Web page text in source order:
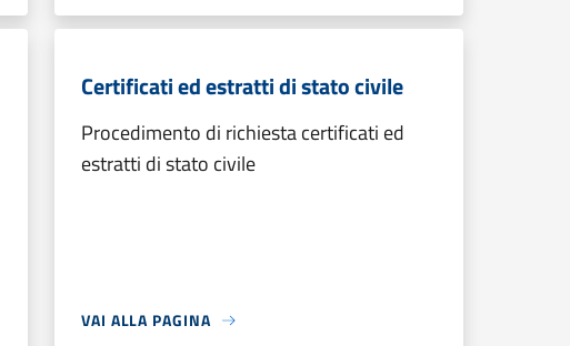
Certificati ed estratti di stato civile
Procedimento di richiesta certificati ed
estratti di stato civile
VAI ALLA PAGINA